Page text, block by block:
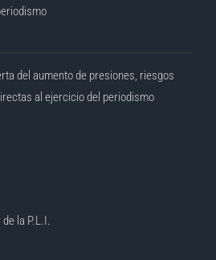
del aumento de presiones, riesgos
al ejercicio del periodismo
la P.L.I.